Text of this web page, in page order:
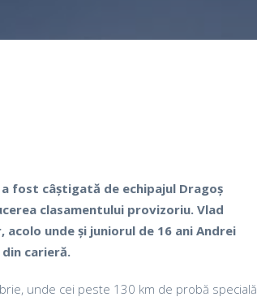
fost câștigată de echipajul Dragoș
clasamentului provizoriu. Vlad
unde și juniorul de 16 ani Andrei
carieră.
unde cei peste 130 km de probă specială